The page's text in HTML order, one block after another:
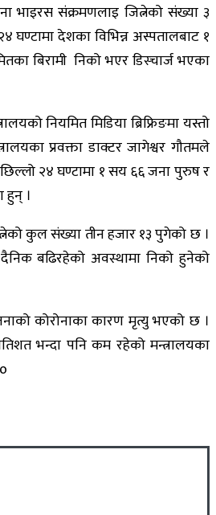
भाइरस संक्रमणलाइ जित्नेको संख्या ३
घण्टामा देशका विभिन्न अस्पतालबाट १
बिरामी निको भएर डिस्चार्ज भएका
नियमित मिडिया ब्रिफ्रिङमा यस्तो
प्रवक्ता डाक्टर जागेश्वर गौतमले
२४ घण्टामा १ सय ६६ जना पुरुष र
हुन् ।
कुल संख्या तीन हजार १३ पुगेको छ ।
बढिरहेको अवस्थामा निको हुनेको
कोरोनाका कारण मृत्यु भएको छ ।
भन्दा पनि कम रहेको मन्त्रालयका